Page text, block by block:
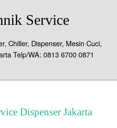
Service
Chiller, Dispenser, Mesin Cuci,
Telp/WA: 0813 6700 0871
Dispenser Jakarta